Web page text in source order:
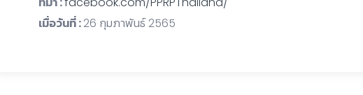
เมื่อวันที่ :26 กุมภาพันธ์ 2565